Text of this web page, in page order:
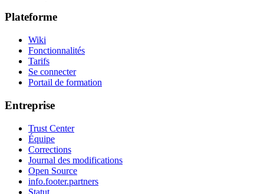
Plateforme
Wiki
Fonctionnalités
Tarifs
Se connecter
Portail de formation
Entreprise
Trust Center
Équipe
Corrections
Journal des modifications
Open Source
info.footer.partners
Statut